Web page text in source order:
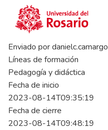
Pasar al contenido principal
Enviado pordanielc.camargo
Líneas de formación
Pedagogía y didáctica
Fecha de inicio
2023-08-14T09:35:19
Fecha de cierre
2023-08-14T09:48:19